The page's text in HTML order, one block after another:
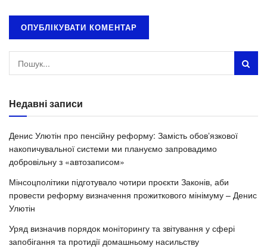
Недавні записи
Денис Улютін про пенсійну реформу: Замість обовʼязкової
накопичувальної системи ми плануємо запровадимо
добровільну з «автозаписом»
Мінсоцполітики підготувало чотири проєкти Законів, аби
провести реформу визначення прожиткового мінімуму – Денис
Улютін
Уряд визначив порядок моніторингу та звітування у сфері
запобігання та протидії домашньому насильству